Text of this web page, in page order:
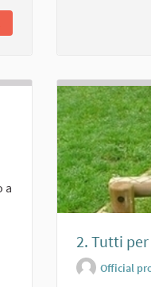
a
2. Tutti
Official